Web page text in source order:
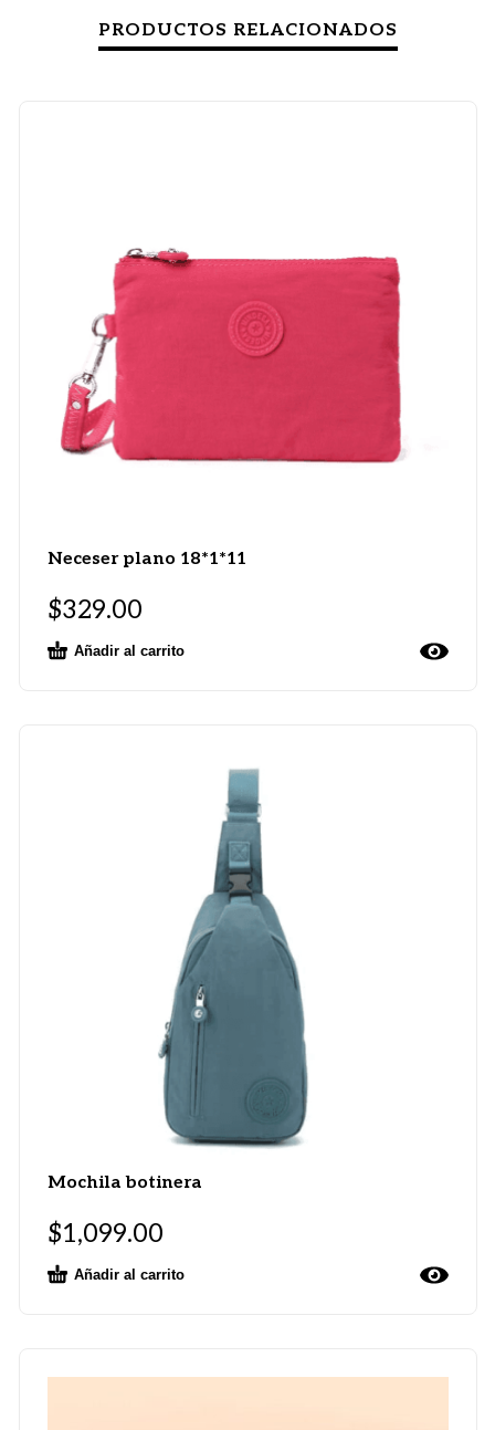
PRODUCTOS RELACIONADOS
Neceser plano 18*1*11
$329.00
Añadir al carrito
Mochila botinera
$1,099.00
Añadir al carrito